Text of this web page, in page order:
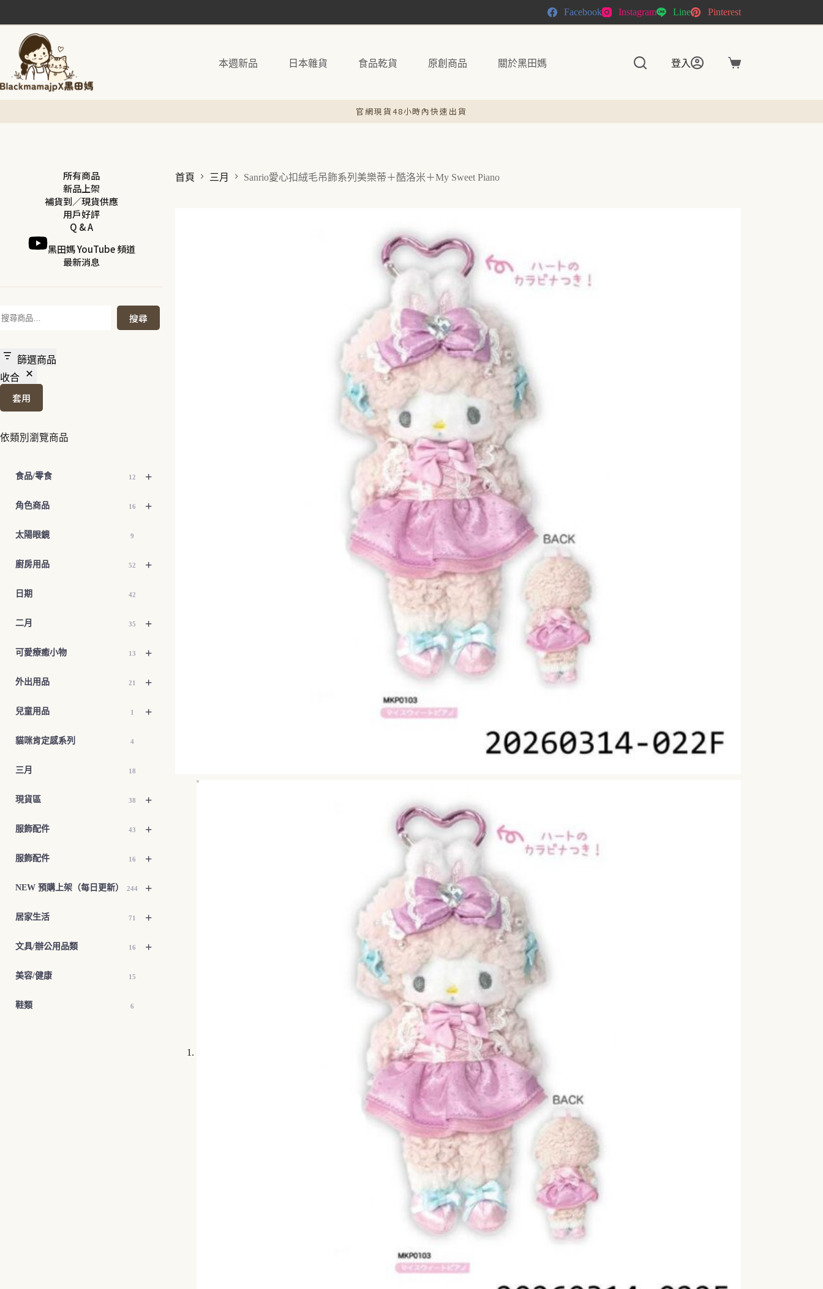
至
容
Facebook Instagram Line Pinterest
本週新品 日本雜貨 食品乾貨 原創商品 關於黑田媽 登入
購
車
官網現貨48小時內快速出貨
首頁 三月 Sanrio愛心扣絨毛吊飾系列美樂蒂＋酷洛米＋My Sweet Piano
所有商品
新品上架
補貨到／現貨供應
用戶好評
Q & A
黑田媽 YouTube 頻道
最新消息
搜
尋
搜尋
篩選商品
收合
套用
依類別瀏覽商品
+
食品/零食 12
+
角色商品 16
太陽眼鏡 9
+
廚房用品 52
日期 42
+
二月 35
+
可愛療癒小物 13
+
外出用品 21
+
兒童用品 1
貓咪肯定感系列 4
三月 18
+
現貨區 38
+
服飾配件 43
+
服飾配件 16
+
NEW 預購上架（每日更新） 244
+
居家生活 71
+
文具/辦公用品類 16
美容/健康 15
鞋類 6